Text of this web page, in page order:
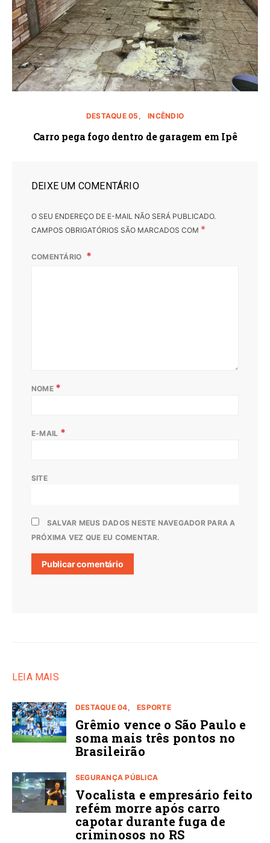
DESTAQUE 05 INCÊNDIO
Carro pega fogo dentro de garagem em Ipê
DEIXE UM COMENTÁRIO
O SEU ENDEREÇO DE E-MAIL NÃO SERÁ PUBLICADO.
CAMPOS OBRIGATÓRIOS SÃO MARCADOS COM *
COMENTÁRIO
NOME *
E-MAIL *
SITE
SALVAR MEUS DADOS NESTE NAVEGADOR PARA A
PRÓXIMA VEZ QUE EU COMENTAR.
LEIA MAIS
DESTAQUE 04 ESPORTE
Grêmio vence o São Paulo e
soma mais três pontos no
Brasileirão
SEGURANÇA PÚBLICA
Vocalista e empresário feito
refém morre após carro
capotar durante fuga de
criminosos no RS